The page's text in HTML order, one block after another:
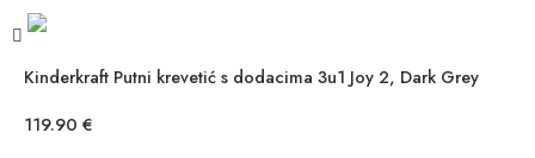
Kinderkraft Putni krevetić s dodacima 3u1 Joy 2, Dark Grey
119.90 €